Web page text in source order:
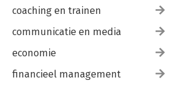
coaching en trainen
communicatie en media
economie
financieel management